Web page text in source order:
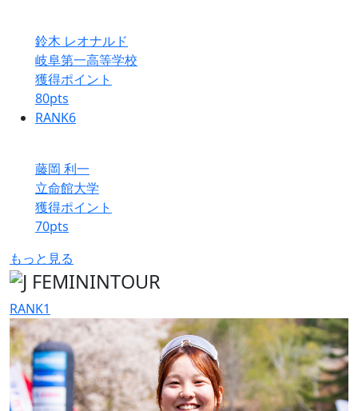
鈴木 レオナルド
岐阜第一高等学校
獲得ポイント
80pts
RANK6
藤岡 利一
立命館大学
獲得ポイント
70pts
もっと見る
RANK1